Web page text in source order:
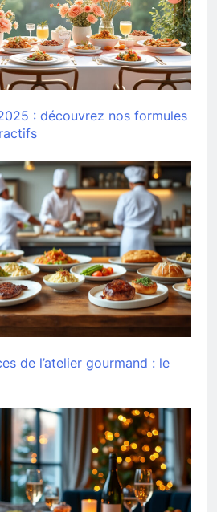
: découvrez nos formules
de l’atelier gourmand : le